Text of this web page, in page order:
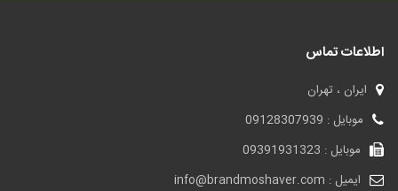
اطلاعات تماس
ایران ، تهران
موبایل : 09128307939
موبایل : 09391931323
ایمیل : info@brandmoshaver.com